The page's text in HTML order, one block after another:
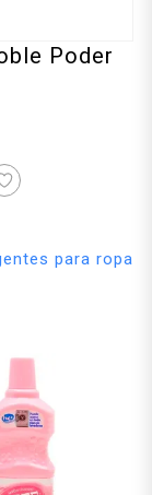
Poder
para ropa